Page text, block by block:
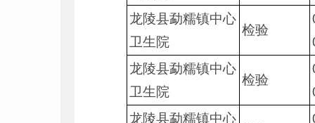
龙陵县勐糯镇中心
卫生院
检验
龙陵县勐糯镇中心
卫生院
检验
龙陵县勐糯镇中心